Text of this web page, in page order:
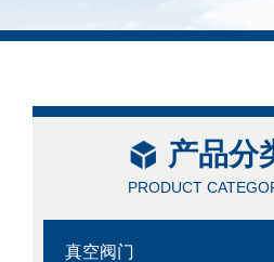
产品分
PRODUCT
真空阀门